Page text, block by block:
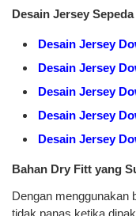
Desain Jersey
Desain Jersey
Desain Jersey
Desain Jersey
Desain Jersey
Desain Jersey
Bahan Dry Fitt yang
Dengan menggunakan